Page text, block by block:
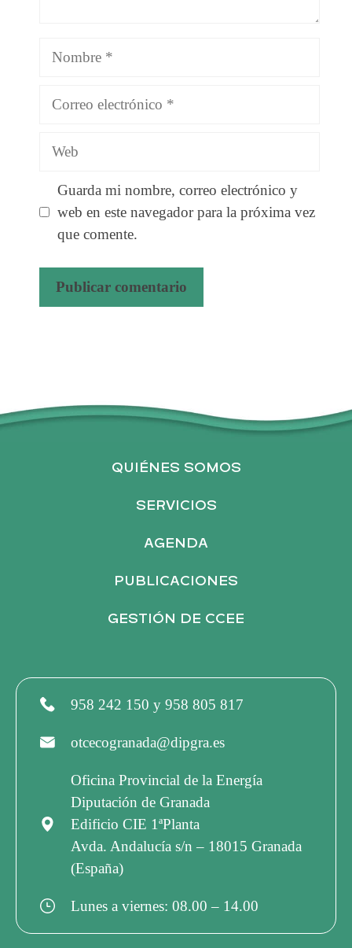
Guarda mi nombre, correo electrónico y
web en este navegador para la próxima vez
que comente.
r
QUIÉNES SOMOS
SERVICIOS
AGENDA
PUBLICACIONES
GESTIÓN DE CCEE
958 242 150 y 958 805 817
otcecogranada@dipgra.es
Oficina Provincial de la Energía
Diputación de Granada
Edificio CIE 1ªPlanta
Avda. Andalucía s/n – 18015 Granada
(España)
Lunes a viernes: 08.00 – 14.00